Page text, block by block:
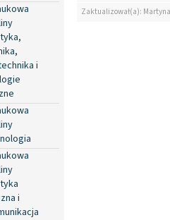
i
i
Zaktualizował(a):